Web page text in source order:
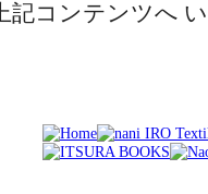
上記コンテンツへ